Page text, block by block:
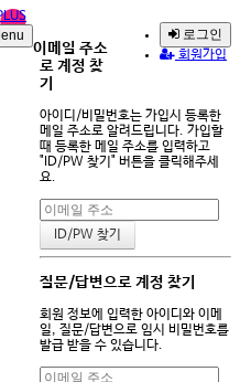
로그인
회원가입
이메일 주소
로 계정 찾
기
아이디/비밀번호는 가입시 등록한
메일 주소로 알려드립니다. 가입할
때 등록한 메일 주소를 입력하고
"ID/PW 찾기" 버튼을 클릭해주세
요.
질문/답변으로 계정 찾기
회원 정보에 입력한 아이디와 이메
일, 질문/답변으로 임시 비밀번호를
발급 받을 수 있습니다.